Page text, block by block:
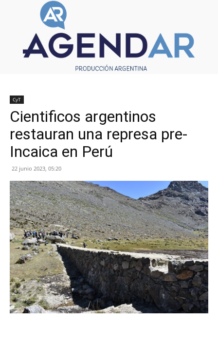
CyT
Cientificos argentinos
restauran una represa pre-
Incaica en Perú
22 junio 2023, 05:20